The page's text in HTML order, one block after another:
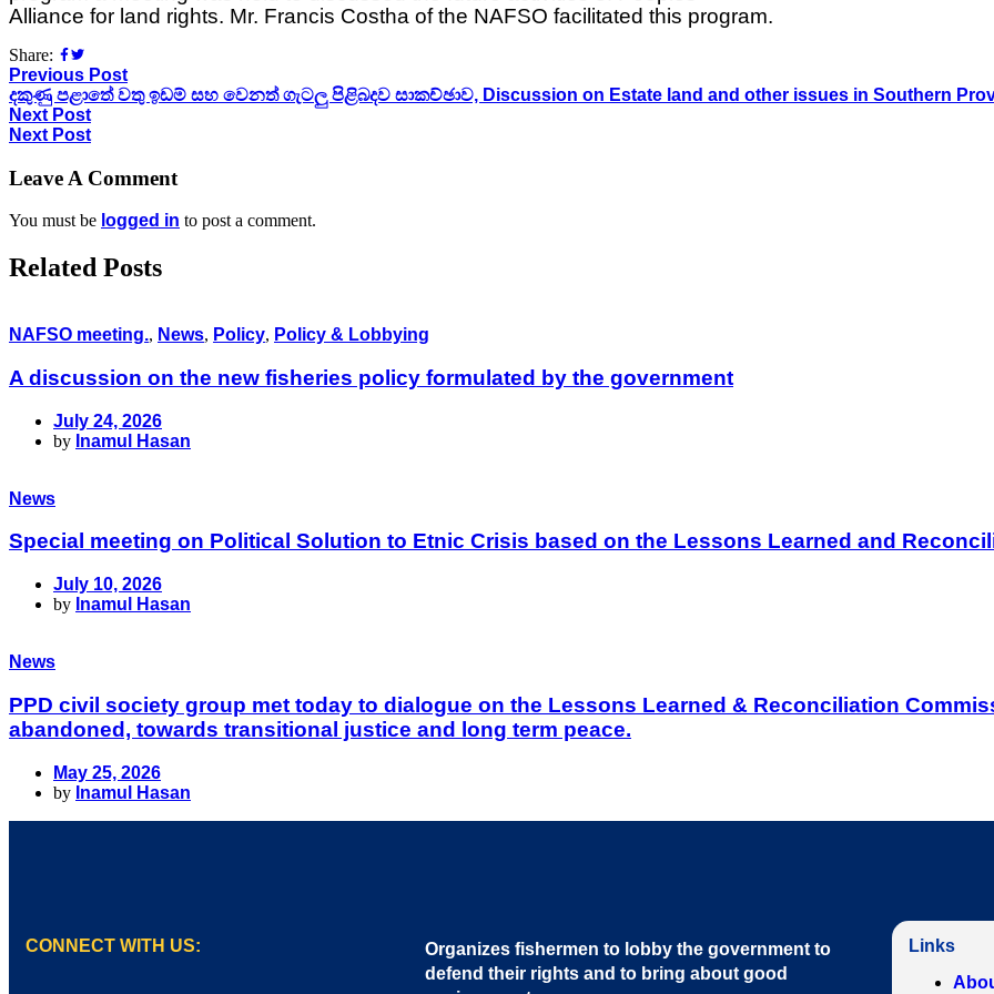
Alliance for land rights. Mr. Francis Costha of the NAFSO facilitated this program.
Share:
Previous Post
දකුණු පළාතේ වතු ඉඩම් සහ වෙනත් ගැටලු පිළිබදව සාකච්ඡාව, Discussion on Estate land and other issues in Southern
Next Post
Next Post
Leave A Comment
You must be logged in to post a comment.
Related Posts
NAFSO meeting., News, Policy, Policy & Lobbying
A discussion on the new fisheries policy formulated by the government
July 24, 2026
by Inamul Hasan
News
Special meeting on Political Solution to Etnic Crisis based on the Lessons Learned and
July 10, 2026
by Inamul Hasan
News
PPD civil society group met today to dialogue on the Lessons Learned & Reconciliation
abandoned, towards transitional justice and long term peace.
May 25, 2026
by Inamul Hasan
CONNECT WITH US:
Organizes fishermen to lobby the government to
defend their rights and to bring about good
Links